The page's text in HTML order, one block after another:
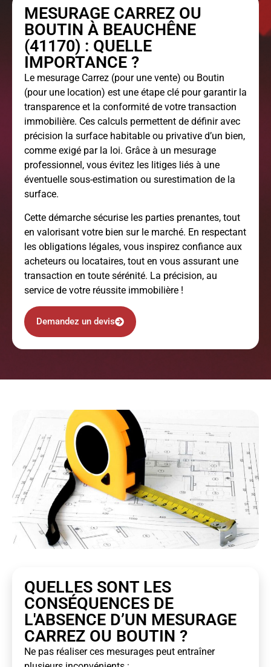
MESURAGE CARREZ OU
BOUTIN À BEAUCHÊNE
(41170) : QUELLE
IMPORTANCE ?
Le mesurage Carrez (pour une vente) ou Boutin
(pour une location) est une étape clé pour garantir la
transparence et la conformité de votre transaction
immobilière. Ces calculs permettent de définir avec
précision la surface habitable ou privative d’un bien,
comme exigé par la loi. Grâce à un mesurage
professionnel, vous évitez les litiges liés à une
éventuelle sous-estimation ou surestimation de la
surface.
Cette démarche sécurise les parties prenantes, tout
en valorisant votre bien sur le marché. En respectant
les obligations légales, vous inspirez confiance aux
acheteurs ou locataires, tout en vous assurant une
transaction en toute sérénité. La précision, au
service de votre réussite immobilière !
Demandez un devis
QUELLES SONT LES
CONSÉQUENCES DE
L'ABSENCE D’UN MESURAGE
CARREZ OU BOUTIN ?
Ne pas réaliser ces mesurages peut entraîner